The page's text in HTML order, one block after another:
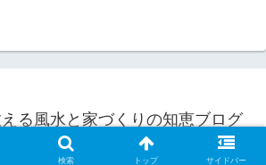
る風水と家づくりの知恵ブログ
が教える風水と家づくりの知恵ブログ.
検索 トップ サイドバー